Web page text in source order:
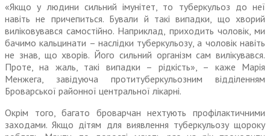
«Якщо у людини сильний іму­нітет, то туберкульоз до неї
навіть не причепиться. Бували й такі випадки, що хворий
виліко­вувався самостійно. Наприклад, приходить чоловік, ми
бачимо кальцинати – наслідки туберку­льозу, а чоловік навіть
не знав, що хворів. Його сильний організм сам вилікувався.
Проте, на жаль, такі випадки – рідкість», – каже Марія
Менжега, завідуюча про­титуберкульозним відділенням
Броварської районної централь­ної лікарні.
Окрім того, багато бровар­чан нехтують профілактичними
заходами. Якщо дітям для виявлення туберкульозу щороку